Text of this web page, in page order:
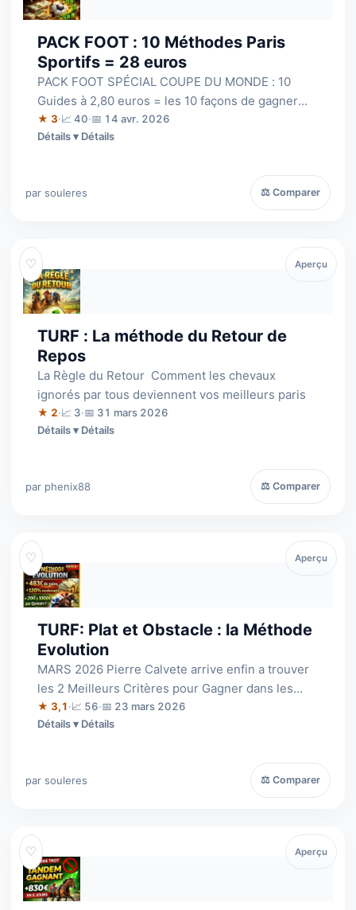
PACK FOOT : 10 Méthodes Paris
Sportifs = 28 euros
PACK FOOT SPÉCIAL COUPE DU MONDE : 10
Guides à 2,80 euros = les 10 façons de gagner
aux PARIS SPORTIFS sur TOUS LES MATCHS DE
FOO…
★ 3·📈 40·📅 14 avr. 2026
Détails
par souleres ⚖ Comparer
♡
TURF : La méthode du Retour de
Repos
La Règle du Retour  Comment les chevaux
ignorés par tous deviennent vos meilleurs paris
★ 2·📈 3·📅 31 mars 2026
Détails
par phenix88 ⚖ Comparer
Aperçu
♡
TURF: Plat et Obstacle : la Méthode
Evolution
MARS 2026 Pierre Calvete arrive enfin a trouver
les 2 Meilleurs Critères pour Gagner dans les
courses à Handicap PLAT + OBSTACLE.
★ 3,1·📈 56·📅 23 mars 2026
Détails
par souleres ⚖ Comparer
Aperçu
♡ Aperçu